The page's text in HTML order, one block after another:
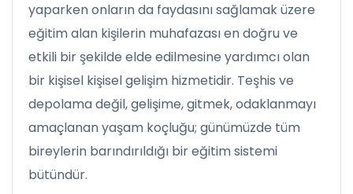
yaparken onların da faydasını sağlamak üzere
eğitim alan kişilerin muhafazası en doğru ve
etkili bir şekilde elde edilmesine yardımcı olan
bir kişisel kişisel gelişim hizmetidir. Teşhis ve
depolama değil, gelişime, gitmek, odaklanmayı
amaçlanan yaşam koçluğu; günümüzde tüm
bireylerin barındırıldığı bir eğitim sistemi
bütündür.